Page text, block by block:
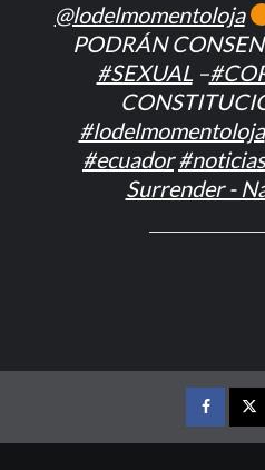
@lodelmomentoloja
PODRÁN
#SEXUAL–
#lodelmomentoloja
#ecuador #noticias
Surrender -